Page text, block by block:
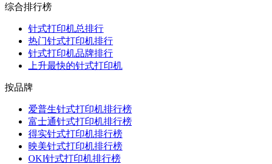
综合排行榜
针式打印机总排行
热门针式打印机排行
针式打印机品牌排行
上升最快的针式打印机
按品牌
爱普生针式打印机排行榜
富士通针式打印机排行榜
得实针式打印机排行榜
映美针式打印机排行榜
OKI针式打印机排行榜